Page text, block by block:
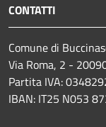
CONTATTI
Comune di
Via Roma, 2 -
Partita IVA:
IBAN: IT25 N053